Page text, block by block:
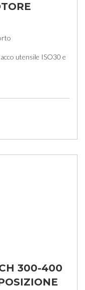
utensile ISO30 e
300-400